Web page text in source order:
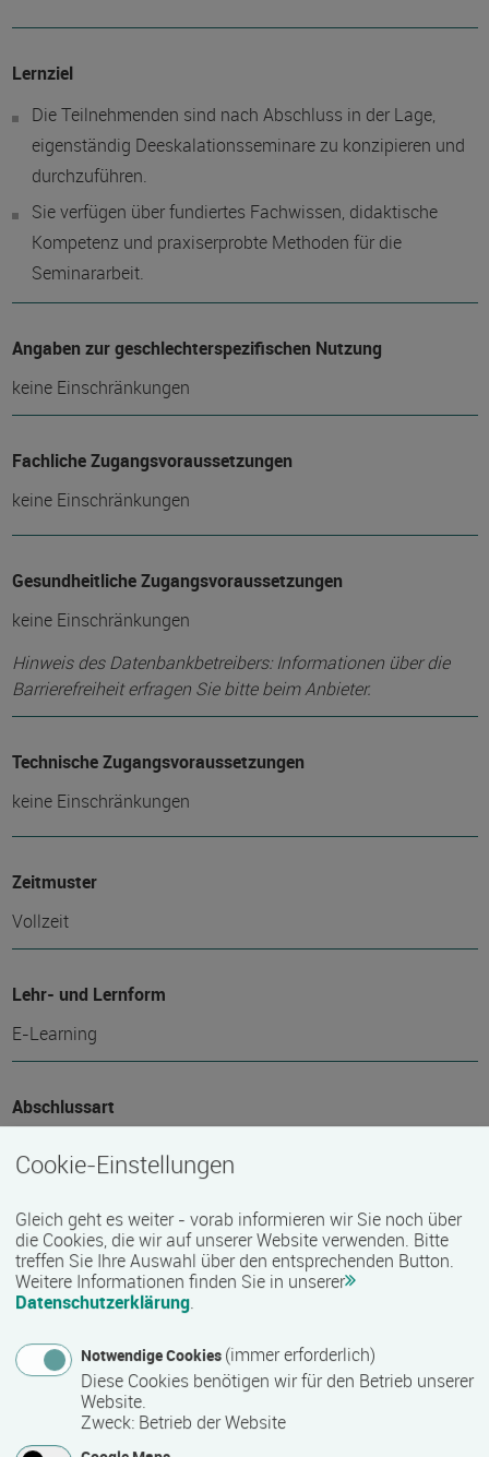
Lernziel
Die Teilnehmenden sind nach Abschluss in der Lage,
eigenständig Deeskalationsseminare zu konzipieren und
durchzuführen.
Sie verfügen über fundiertes Fachwissen, didaktische
Kompetenz und praxiserprobte Methoden für die
Seminararbeit.
Angaben zur geschlechterspezifischen Nutzung
keine Einschränkungen
Fachliche Zugangsvoraussetzungen
keine Einschränkungen
Gesundheitliche Zugangsvoraussetzungen
keine Einschränkungen
Hinweis des Datenbankbetreibers: Informationen über die
Barrierefreiheit erfragen Sie bitte beim Anbieter.
Technische Zugangsvoraussetzungen
keine Einschränkungen
Zeitmuster
Vollzeit
Lehr- und Lernform
E-Learning
Abschlussart
Nähere Bezeichnung des Abschlusses
Zertifikat
1 Tag(e)
Termin
Cookie-Einstellungen
Gleich geht es weiter - vorab informieren wir Sie noch über
die Cookies, die wir auf unserer Website verwenden. Bitte
treffen Sie Ihre Auswahl über den entsprechenden Button.
Weitere Informationen finden Sie in unserer
Datenschutzerklärung.
Notwendige Cookies (immer erforderlich)
Diese Cookies benötigen wir für den Betrieb unserer
Website.
Zweck: Betrieb der Website